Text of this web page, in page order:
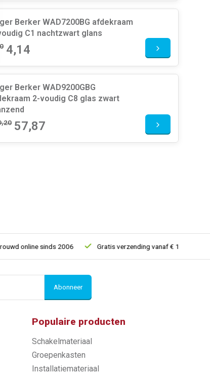
Berker WAD7200BG afdekraam
C1 nachtzwart glans
4,14
Berker WAD9200GBG
2-voudig C8 glas zwart
57,87
online sinds 2006 Gratis verzending vanaf € 150
Abonneer
Populaire producten
Schakelmateriaal
Groepenkasten
Installatiemateriaal